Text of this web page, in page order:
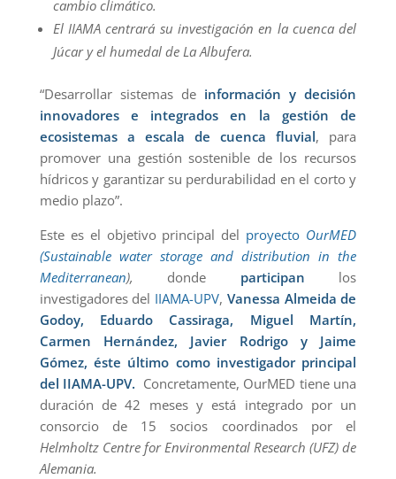
cambio climático.
El IIAMA centrará su investigación en la cuenca del
Júcar y el humedal de La Albufera.
“Desarrollar sistemas de información y decisión
innovadores e integrados en la gestión de
ecosistemas a escala de cuenca fluvial, para
promover una gestión sostenible de los recursos
hídricos y garantizar su perdurabilidad en el corto y
medio plazo”.
Este es el objetivo principal del proyecto OurMED
(Sustainable water storage and distribution in the
Mediterranean), donde participan los
investigadores del IIAMA-UPV, Vanessa Almeida de
Godoy, Eduardo Cassiraga, Miguel Martín,
Carmen Hernández, Javier Rodrigo y Jaime
Gómez, éste último como investigador principal
del IIAMA-UPV. Concretamente, OurMED tiene una
duración de 42 meses y está integrado por un
consorcio de 15 socios coordinados por el
Helmholtz Centre for Environmental Research (UFZ) de
Alemania.